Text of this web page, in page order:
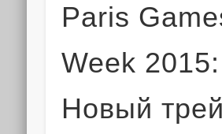
Paris
Week 2015:
Новый